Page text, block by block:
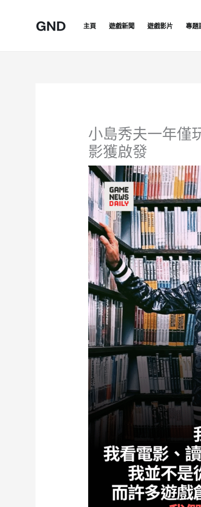
主頁 遊戲新聞 遊戲影片 專題
小島秀夫一年
影獲啟發